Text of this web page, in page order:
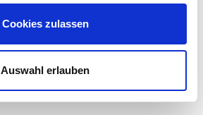
Cookies zulassen
Auswahl erlauben